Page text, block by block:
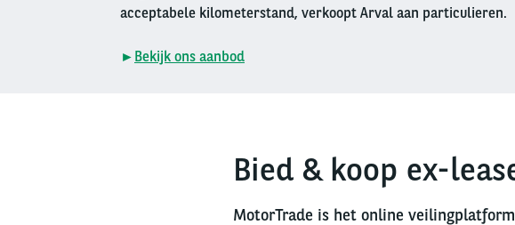
acceptabele kilometerstand, verkoopt Arval aan particulieren.
► Bekijk ons aanbod
Bied & koop ex-
MotorTrade is het online